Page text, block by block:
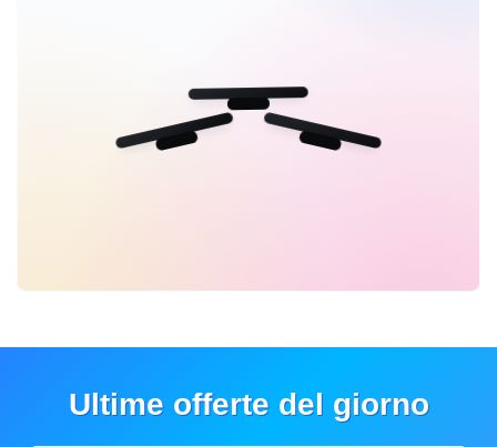
Ultime offerte del giorno